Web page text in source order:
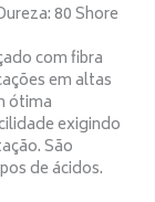
80 Shore
com fibra
em altas
ótima
exigindo
São
de ácidos.